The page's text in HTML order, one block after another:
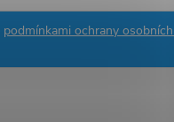
podmínkami ochrany